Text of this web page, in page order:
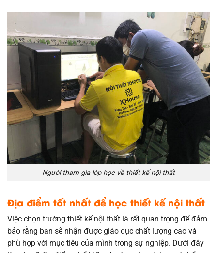
Người tham gia lớp học về thiết kế nội thất
Địa điểm tốt nhất để học thiết kế nội thất
Việc chọn trường thiết kế nội thất là rất quan trọng để đảm
bảo rằng bạn sẽ nhận được giáo dục chất lượng cao và
phù hợp với mục tiêu của mình trong sự nghiệp. Dưới đây